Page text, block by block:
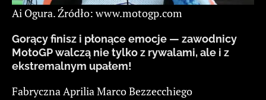
Ai Ogura. Źródło: www.motogp.com
Gorący finisz i płonące emocje — zawodnicy
MotoGP walczą nie tylko z rywalami, ale i z
ekstremalnym upałem!
Fabryczna Aprilia Marco Bezzecchiego